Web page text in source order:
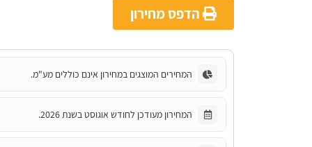
הדפס מחירון
המחירים המוצגים במחירון אינם כוללים מע"מ.
המחירון מעודכן לחודש אוגוסט בשנת 2026.